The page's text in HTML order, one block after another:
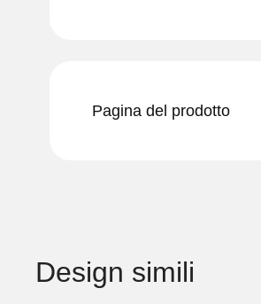
Pagina del prodotto
Design simili